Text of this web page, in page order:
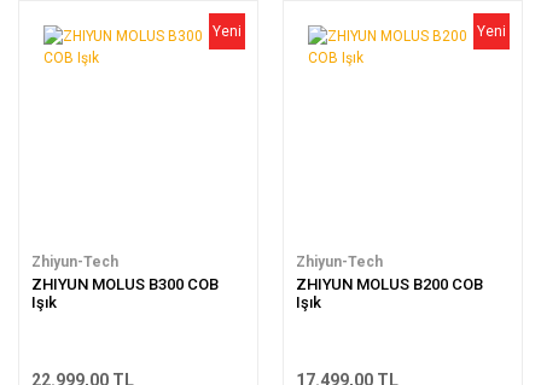
Yeni
Zhiyun-Tech
ZHIYUN MOLUS B300 COB
Işık
22.999,00 TL
Yeni
Zhiyun-Tech
ZHIYUN MOLUS B200 COB
Işık
17.499,00 TL